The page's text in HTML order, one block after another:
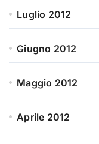
Luglio 2012
Giugno 2012
Maggio 2012
Aprile 2012